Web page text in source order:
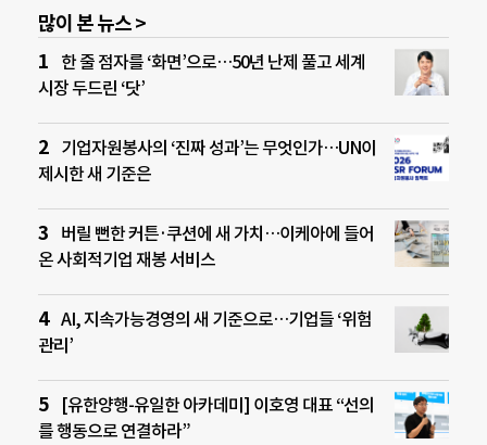
많이 본 뉴스 >
한 줄 점자를 ‘화면’으로…50년 난제 풀고 세계
시장 두드린 ‘닷’
기업자원봉사의 ‘진짜 성과’는 무엇인가…UN이
제시한 새 기준은
버릴 뻔한 커튼·쿠션에 새 가치…이케아에 들어
온 사회적기업 재봉 서비스
AI, 지속가능경영의 새 기준으로…기업들 ‘위험
관리’
[유한양행-유일한 아카데미] 이호영 대표 “선의
를 행동으로 연결하라”